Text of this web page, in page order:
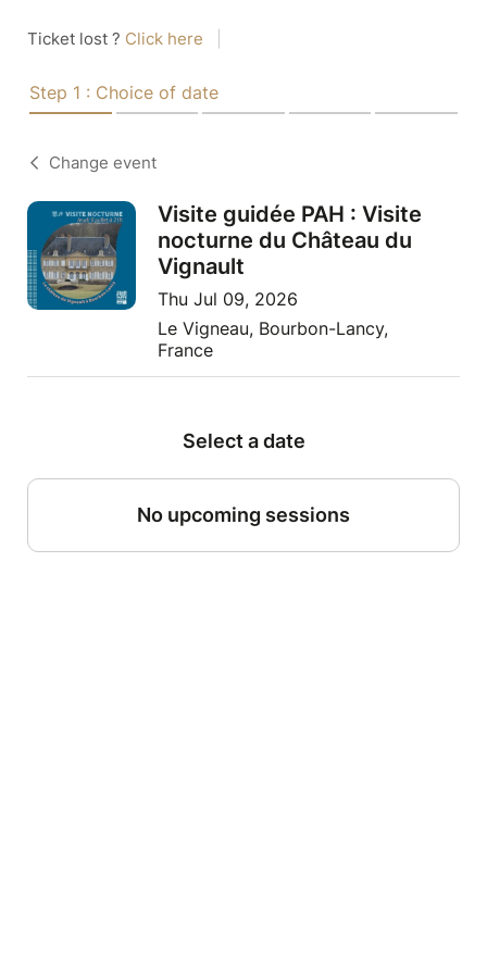
Ticket lost ? Click here
Step 1 : Choice of date
Change event
Visite guidée PAH : Visite
nocturne du Château du
Vignault
Thu Jul 09, 2026
Le Vigneau, Bourbon-Lancy,
France
Select a date
No upcoming sessions